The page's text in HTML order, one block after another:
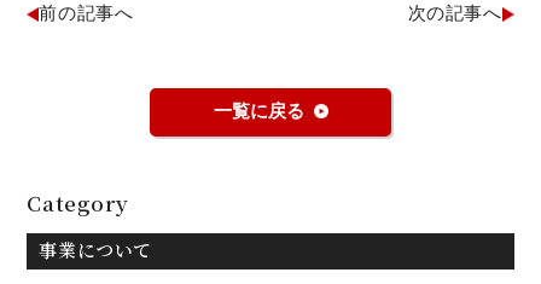
前の記事へ 次の記事へ
一覧に戻る
Category
事業について